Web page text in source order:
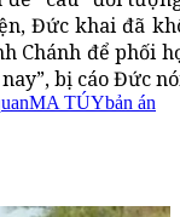
Đức khai đã
Chánh để phối
bị cáo Đức
MA TÚYbản án